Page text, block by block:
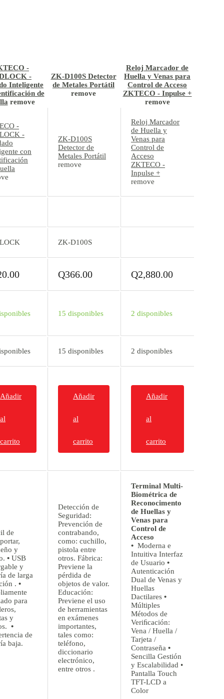
-
-
Inteligente
de
remove
ZK-D100S Detector
de Metales Portátil
remove
Reloj Marcador de
Huella y Venas para
Control de Acceso
ZKTECO - Inpulse +
remove
-
-
con
ZK-D100S
Detector de
Metales Portátil
remove
Reloj Marcador
de Huella y
Venas para
Control de
Acceso
ZKTECO -
Inpulse +
remove
ZK-D100S
Q366.00 Q2,880.00
15 disponibles 2 disponibles
15 disponibles 2 disponibles
Añadir
al
carrito
Añadir
al
carrito
Añadir
al
carrito
de
y
• USB
y
de larga
. •
para
y
•
de
baja.
Detección de
Seguridad:
Prevención de
contrabando,
como: cuchillo,
pistola entre
otros. Fábrica:
Previene la
pérdida de
objetos de valor.
Educación:
Previene el uso
de herramientas
en exámenes
importantes,
tales como:
teléfono,
diccionario
electrónico,
entre otros .
Terminal Multi-
Biométrica de
Reconocimento
de Huellas y
Venas para
Control de
Acceso
• Moderna e
Intuitiva Interfaz
de Usuario •
Autenticación
Dual de Venas y
Huellas
Dactilares •
Múltiples
Métodos de
Veriﬁcación:
Vena / Huella /
Tarjeta /
Contraseña •
Sencilla Gestión
y Escalabilidad •
Pantalla Touch
TFT-LCD a
Color